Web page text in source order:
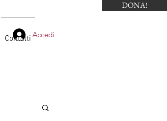
DONA!
Contatti Accedi